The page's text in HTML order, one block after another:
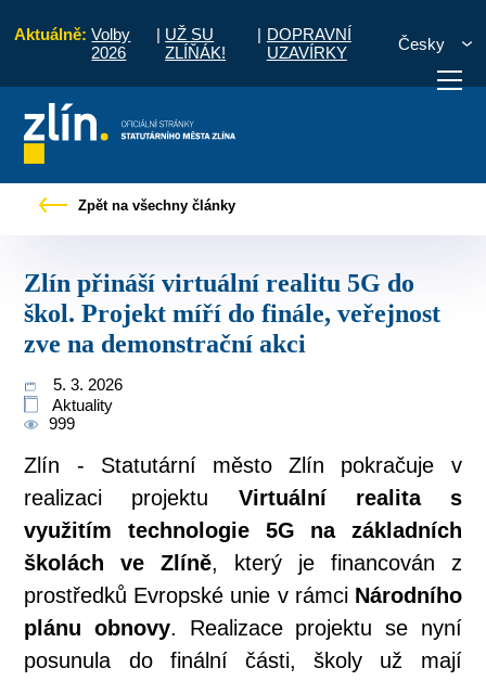
Aktuálně: Volby
2026
| UŽ SU
ZLÍŇÁK!
| DOPRAVNÍ
UZAVÍRKY
Česky
vyřídit Potřebuji zaplatit
Zpět na všechny články
Zlín přináší virtuální realitu 5G do
škol. Projekt míří do finále, veřejnost
zve na demonstrační akci
5. 3. 2026
Aktuality
999
Zlín - Statutární město Zlín pokračuje v
realizaci projektu Virtuální realita s
využitím technologie 5G na základních
školách ve Zlíně, který je financován z
prostředků Evropské unie v rámci Národního
plánu obnovy. Realizace projektu se nyní
posunula do finální části, školy už mají